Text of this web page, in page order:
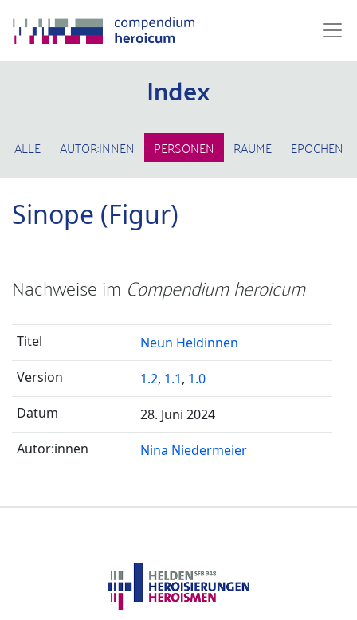
Index
ALLE AUTOR:INNEN PERSONEN RÄUME EPOCHEN
Sinope (Figur)
Nachweise im Compendium heroicum
Neun Heldinnen
1.2, 1.1, 1.0
28. Juni 2024
Nina Niedermeier